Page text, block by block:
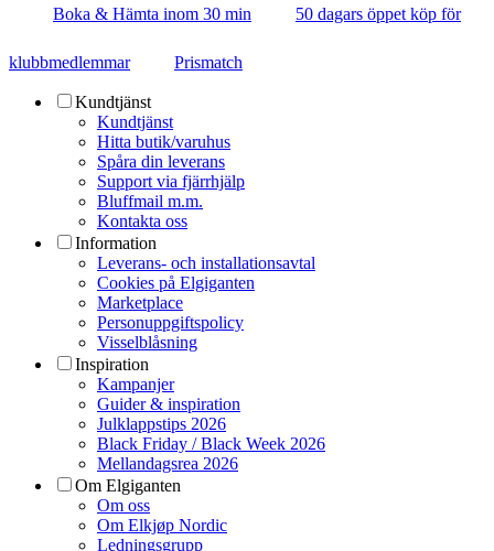
Boka & Hämta inom 30 min 50 dagars öppet köp för
klubbmedlemmar Prismatch
Kundtjänst
Kundtjänst
Hitta butik/varuhus
Spåra din leverans
Support via fjärrhjälp
Bluffmail m.m.
Kontakta oss
Information
Leverans- och installationsavtal
Cookies på Elgiganten
Marketplace
Personuppgiftspolicy
Visselblåsning
Inspiration
Kampanjer
Guider & inspiration
Julklappstips 2026
Black Friday / Black Week 2026
Mellandagsrea 2026
Om Elgiganten
Om oss
Om Elkjøp Nordic
Ledningsgrupp